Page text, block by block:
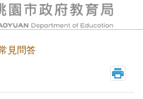
見問答